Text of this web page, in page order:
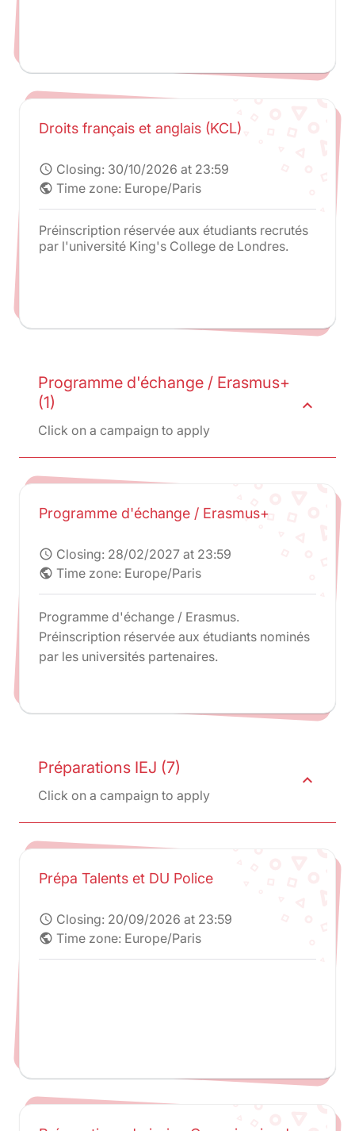
Droits français et anglais (KCL)
schedule Closing: 30/10/2026 at 23:59
public Time zone: Europe/Paris
Préinscription réservée aux étudiants recrutés
par l'université King's College de Londres.
Programme d'échange / Erasmus+
(1)
Click on a campaign to apply
expand_less
Programme d'échange / Erasmus+
schedule Closing: 28/02/2027 at 23:59
public Time zone: Europe/Paris
Programme d'échange / Erasmus.
Préinscription réservée aux étudiants nominés
par les universités partenaires.
Préparations IEJ (7)
Click on a campaign to apply
expand_less
Prépa Talents et DU Police
schedule Closing: 20/09/2026 at 23:59
public Time zone: Europe/Paris